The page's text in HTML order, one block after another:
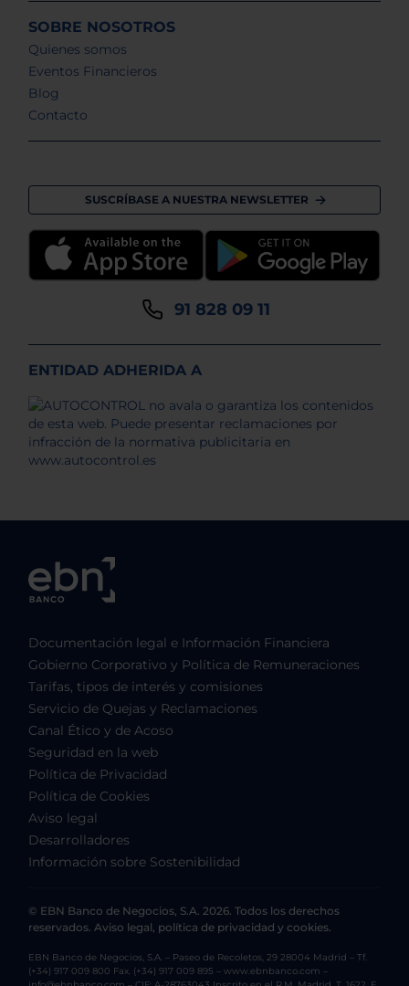
SOBRE NOSOTROS
Quienes somos
Eventos Financieros
Blog
Contacto
SUSCRÍBASE A NUESTRA NEWSLETTER
91 828 09 11
ENTIDAD ADHERIDA A
Documentación legal e Información Financiera
Gobierno Corporativo y Política de Remuneraciones
Tarifas, tipos de interés y comisiones
Servicio de Quejas y Reclamaciones
Canal Ético y de Acoso
Seguridad en la web
Política de Privacidad
Política de Cookies
Aviso legal
Desarrolladores
Información sobre Sostenibilidad
© EBN Banco de Negocios, S.A. 2026. Todos los derechos
reservados. Aviso legal, política de privacidad y cookies.
EBN Banco de Negocios, S.A. – Paseo de Recoletos, 29 28004 Madrid – Tf.
(+34) 917 009 800 Fax. (+34) 917 009 895 – www.ebnbanco.com –